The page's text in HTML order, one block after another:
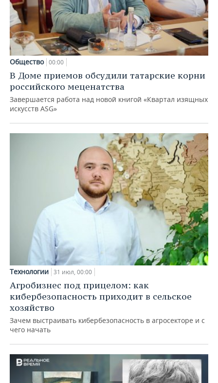
Общество 00:00
В Доме приемов обсудили татарские корни
российского меценатства
Завершается работа над новой книгой «Квартал изящных
искусств ASG»
Технологии 31 июл, 00:00
Агробизнес под прицелом: как
кибербезопасность приходит в сельское
хозяйство
Зачем выстраивать кибербезопасность в агросекторе и с
чего начать